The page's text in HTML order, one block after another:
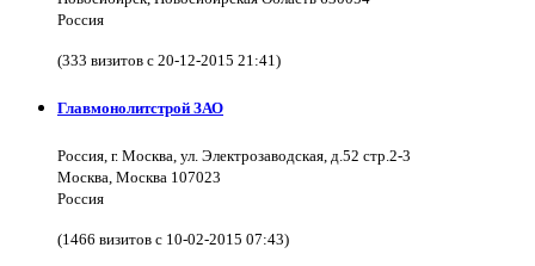
Россия
(333 визитов с 20-12-2015 21:41)
Главмонолитстрой ЗАО
Россия, г. Москва, ул. Электрозаводская, д.52 стр.2-3
Москва, Москва 107023
Россия
(1466 визитов с 10-02-2015 07:43)